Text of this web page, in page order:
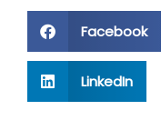
Facebook
LinkedIn